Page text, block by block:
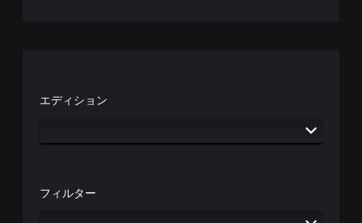
エディション
フィルター